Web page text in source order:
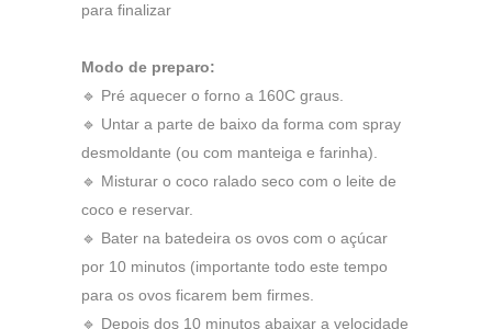
para finalizar
Modo de preparo:
🔹 Pré aquecer o forno a 160C graus.
🔹 Untar a parte de baixo da forma com spray
desmoldante (ou com manteiga e farinha).
🔹 Misturar o coco ralado seco com o leite de
coco e reservar.
🔹 Bater na batedeira os ovos com o açúcar
por 10 minutos (importante todo este tempo
para os ovos ficarem bem firmes.
🔹 Depois dos 10 minutos abaixar a velocidade